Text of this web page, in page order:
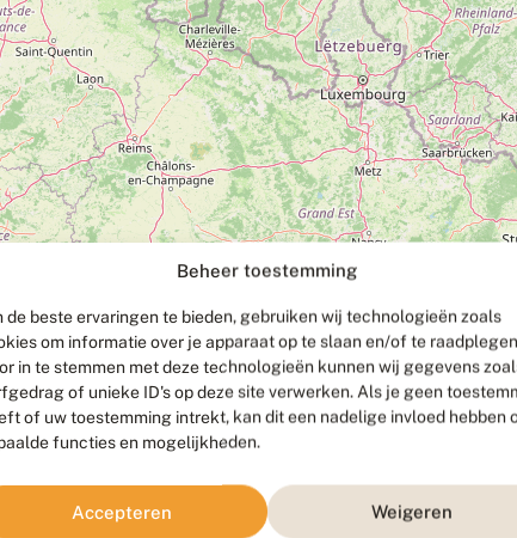
Beheer toestemming
de beste ervaringen te bieden, gebruiken wij technologieën zoals
om informatie over je apparaat op te slaan en/of te
in te stemmen met deze technologieën kunnen wij gegevens
of unieke ID's op deze site verwerken. Als je geen
of uw toestemming intrekt, kan dit een nadelige invloed hebben
functies en mogelijkheden.
Accepteren Weigeren